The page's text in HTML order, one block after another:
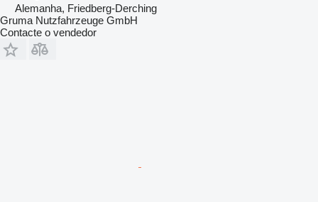
Alemanha, Friedberg-Derching
Gruma Nutzfahrzeuge GmbH
Contacte o vendedor